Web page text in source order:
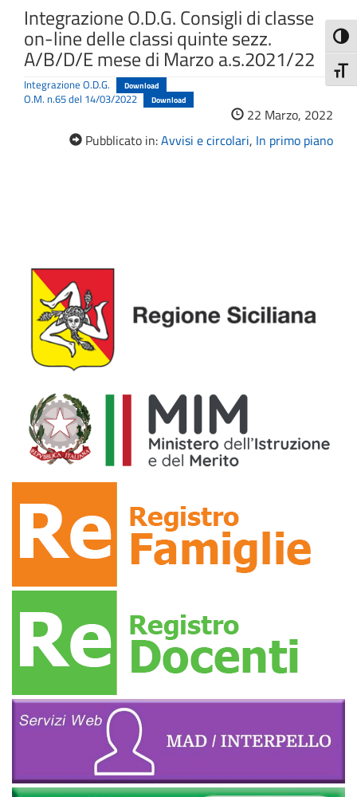
Integrazione O.D.G. Consigli di classe
on-line delle classi quinte sezz.
A/B/D/E mese di Marzo a.s.2021/22
Integrazione O.D.G. Download
O.M. n.65 del 14/03/2022 Download
22 Marzo, 2022
Pubblicato in:Avvisi e circolari, In primo piano